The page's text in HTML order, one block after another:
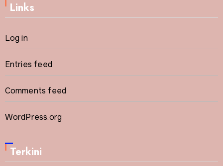
Links
Log in
Entries feed
Comments feed
WordPress.org
Terkini